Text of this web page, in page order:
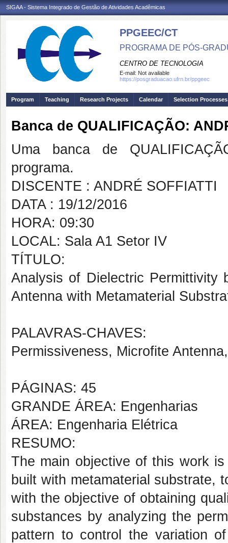
SIGAA - Sistema Integrado de Gestão de Atividades Acadêmicas
PPGEEC/CT
PROGRAMA DE PÓS-
CENTRO DE TECNOLOGIA
E-mail: Not available
https://posgraduacao.ufrn.br/ppgeec
Program Teaching Research Projects Calendar Selection Processes
Banca de QUALIFICAÇÃO:
Uma banca de
programa.
DISCENTE : ANDRÉ SOFFIATTI
DATA : 19/12/2016
HORA: 09:30
LOCAL: Sala A1 Setor IV
TÍTULO:
Analysis of Dielectric Permittivity
Antenna with Metamaterial
PALAVRAS-CHAVES:
Permissiveness, Microfite
PÁGINAS: 45
GRANDE ÁREA: Engenharias
ÁREA: Engenharia Elétrica
RESUMO:
The main objective of this work
built with metamaterial substrate,
with the objective of obtaining
substances by analyzing the
pattern to control the variation